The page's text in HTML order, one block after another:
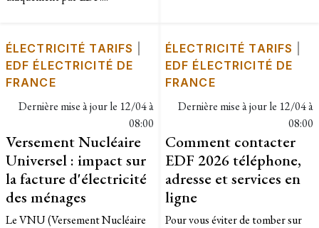
ÉLECTRICITÉ TARIFS
EDF ÉLECTRICITÉ DE
FRANCE
Dernière mise à jour le 12/04 à
08:00
Versement Nucléaire
Universel : impact sur
la facture d'électricité
des ménages
Le VNU (Versement Nucléaire
ÉLECTRICITÉ TARIFS
EDF ÉLECTRICITÉ DE
FRANCE
Dernière mise à jour le 12/04 à
08:00
Comment contacter
EDF 2026 téléphone,
adresse et services en
ligne
Pour vous éviter de tomber sur